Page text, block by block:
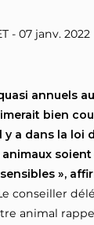
- 07 janv. 2022
annuels
bien
y a dans la loi
animaux
»,
conseiller
animal